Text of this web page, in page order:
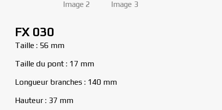
FX 030
Taille : 56 mm
Taille du pont : 17 mm
Longueur branches : 140 mm
Hauteur : 37 mm